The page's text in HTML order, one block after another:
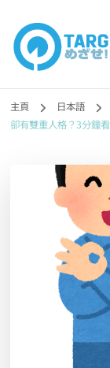
目標
N1合
勉強コンテンツも
主頁 日本語
卻有雙重人格？3分鐘